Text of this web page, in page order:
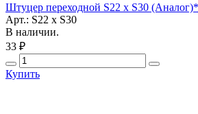
Штуцер переходной S22 x S30 (Аналог)*
Арт.: S22 x S30
В наличии.
33 ₽
Купить